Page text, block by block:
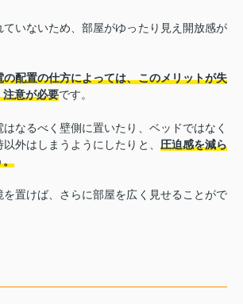
いないため、部屋がゆったり見え開放感が
の配置の仕方によっては、このメリットが失
注意が必要です。
なるべく壁側に置いたり、ベッドではなく
外はしまうようにしたりと、 圧迫感を減ら
。
置けば、さらに部屋を広く見せることがで